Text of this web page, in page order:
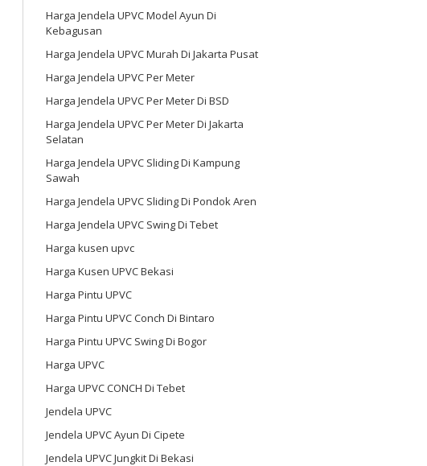
Harga Jendela UPVC Model Ayun Di
Kebagusan
Harga Jendela UPVC Murah Di Jakarta Pusat
Harga Jendela UPVC Per Meter
Harga Jendela UPVC Per Meter Di BSD
Harga Jendela UPVC Per Meter Di Jakarta
Selatan
Harga Jendela UPVC Sliding Di Kampung
Sawah
Harga Jendela UPVC Sliding Di Pondok Aren
Harga Jendela UPVC Swing Di Tebet
Harga kusen upvc
Harga Kusen UPVC Bekasi
Harga Pintu UPVC
Harga Pintu UPVC Conch Di Bintaro
Harga Pintu UPVC Swing Di Bogor
Harga UPVC
Harga UPVC CONCH Di Tebet
Jendela UPVC
Jendela UPVC Ayun Di Cipete
Jendela UPVC Jungkit Di Bekasi